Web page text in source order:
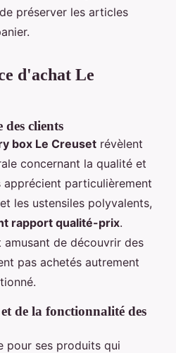
préserver les articles
d'achat Le
des clients
box Le Creuset révèlent
concernant la qualité et
apprécient particulièrement
les ustensiles polyvalents,
rapport qualité-prix.
amusant de découvrir des
pas achetés autrement
de la fonctionnalité des
pour ses produits qui